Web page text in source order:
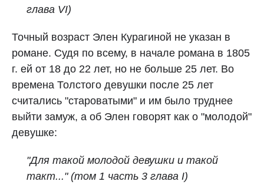
глава VI)
Точный возраст Элен Курагиной не указан в
романе. Судя по всему, в начале романа в 1805
г. ей от 18 до 22 лет, но не больше 25 лет. Во
времена Толстого девушки после 25 лет
считались "староватыми" и им было труднее
выйти замуж, а об Элен говорят как о "молодой"
девушке:
"Для такой молодой девушки и такой
такт..." (том 1 часть 3 глава I)